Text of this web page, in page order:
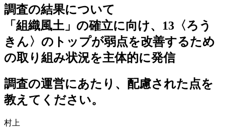
調査の結果について
「組織風土」の確立に向け、13〈ろう
きん〉のトップが弱点を改善するため
の取り組み状況を主体的に発信
調査の運営にあたり、配慮された点を
教えてください。
村上